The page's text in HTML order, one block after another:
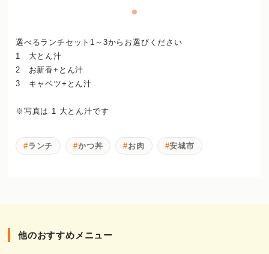
選べるランチセット1～3からお選びください
1 大とん汁
2 お新香+とん汁
3 キャベツ+とん汁
※写真は 1 大とん汁です
ランチ かつ丼 お肉 安城市
他のおすすめメニュー